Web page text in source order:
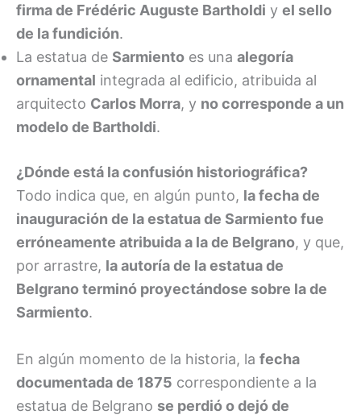
firma de Frédéric Auguste Bartholdi y el sello
de la fundición.
La estatua de Sarmiento es una alegoría
ornamental integrada al edificio, atribuida al
arquitecto Carlos Morra, y no corresponde a un
modelo de Bartholdi.
¿Dónde está la confusión historiográfica?
Todo indica que, en algún punto, la fecha de
inauguración de la estatua de Sarmiento fue
erróneamente atribuida a la de Belgrano, y que,
por arrastre, la autoría de la estatua de
Belgrano terminó proyectándose sobre la de
Sarmiento.
En algún momento de la historia, la fecha
documentada de 1875 correspondiente a la
estatua de Belgrano se perdió o dejó de